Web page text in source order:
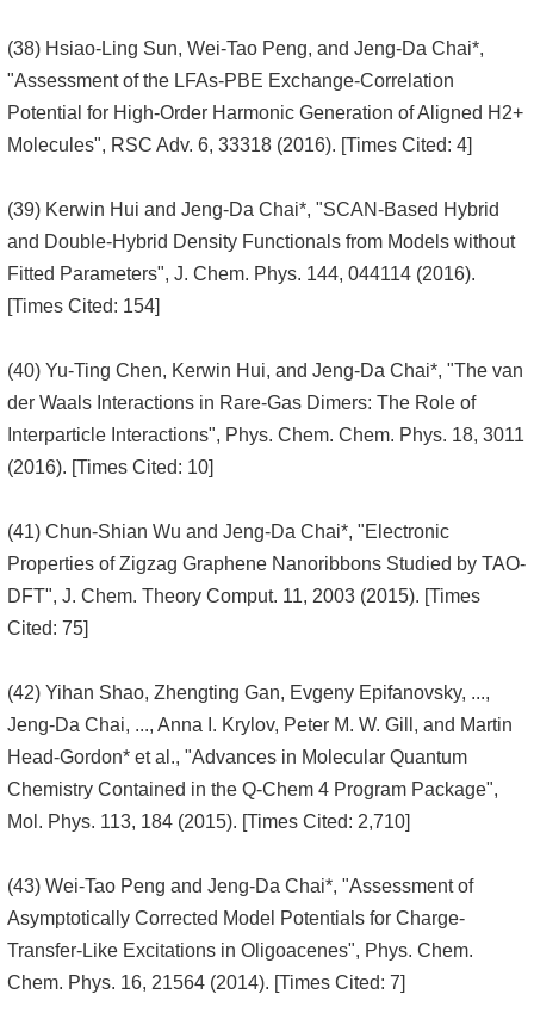
(38) Hsiao-Ling Sun, Wei-Tao Peng, and Jeng-Da Chai*,
"Assessment of the LFAs-PBE Exchange-Correlation
Potential for High-Order Harmonic Generation of Aligned H2+
Molecules", RSC Adv. 6, 33318 (2016). [Times Cited: 4]
(39) Kerwin Hui and Jeng-Da Chai*, "SCAN-Based Hybrid
and Double-Hybrid Density Functionals from Models without
Fitted Parameters", J. Chem. Phys. 144, 044114 (2016).
[Times Cited: 154]
(40) Yu-Ting Chen, Kerwin Hui, and Jeng-Da Chai*, "The van
der Waals Interactions in Rare-Gas Dimers: The Role of
Interparticle Interactions", Phys. Chem. Chem. Phys. 18, 3011
(2016). [Times Cited: 10]
(41) Chun-Shian Wu and Jeng-Da Chai*, "Electronic
Properties of Zigzag Graphene Nanoribbons Studied by TAO-
DFT", J. Chem. Theory Comput. 11, 2003 (2015). [Times
Cited: 75]
(42) Yihan Shao, Zhengting Gan, Evgeny Epifanovsky, ...,
Jeng-Da Chai, ..., Anna I. Krylov, Peter M. W. Gill, and Martin
Head-Gordon* et al., "Advances in Molecular Quantum
Chemistry Contained in the Q-Chem 4 Program Package",
Mol. Phys. 113, 184 (2015). [Times Cited: 2,710]
(43) Wei-Tao Peng and Jeng-Da Chai*, "Assessment of
Asymptotically Corrected Model Potentials for Charge-
Transfer-Like Excitations in Oligoacenes", Phys. Chem.
Chem. Phys. 16, 21564 (2014). [Times Cited: 7]